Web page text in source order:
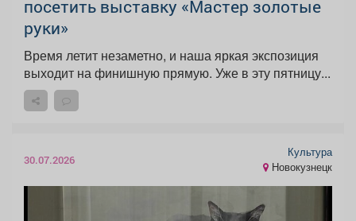
посетить выставку «Мастер золотые
руки»
Время летит незаметно, и наша яркая экспозиция
выходит на финишную прямую. Уже в эту пятницу...
30.07.2026
Культура
Новокузнецк